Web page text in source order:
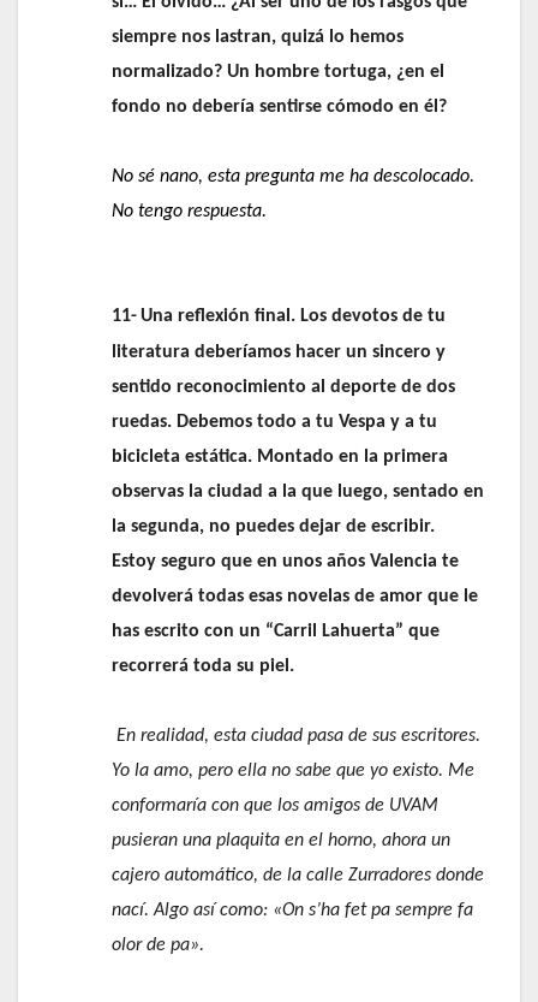
siempre nos lastran, quizá lo hemos
normalizado? Un hombre tortuga, ¿en el
fondo no debería sentirse cómodo en él?
No sé nano, esta pregunta me ha descolocado.
No tengo respuesta.
11-Una reflexión final. Los devotos de tu
literatura deberíamos hacer un sincero y
sentido reconocimiento al deporte de dos
ruedas. Debemos todo a tu Vespa y a tu
bicicleta estática. Montado en la primera
observas la ciudad a la que luego, sentado en
la segunda, no puedes dejar de escribir.
Estoy seguro que en unos años Valencia te
devolverá todas esas novelas de amor que le
has escrito con un “Carril Lahuerta” que
recorrerá toda su piel.
En realidad, esta ciudad pasa de sus escritores.
Yo la amo, pero ella no sabe que yo existo. Me
conformaría con que los amigos de UVAM
pusieran una plaquita en el horno, ahora un
cajero automático, de la calle Zurradores donde
nací. Algo así como: «On s’ha fet pa sempre fa
olor de pa».